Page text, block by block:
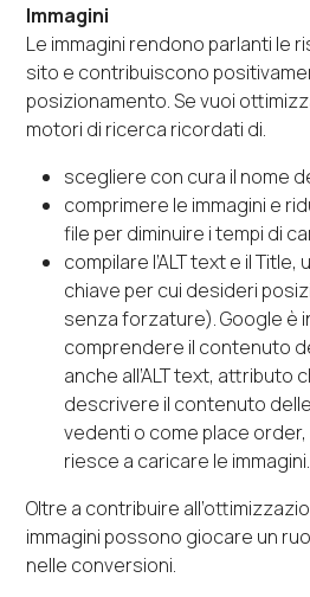
Immagini
Le immagini rendono parlanti le
sito e contribuiscono
posizionamento. Se vuoi
motori di ricerca ricordati di.
scegliere con cura il nome
comprimere le immagini e
file per diminuire i tempi di
compilare l’ALT text e il
chiave per cui desideri
senza forzature). Google è
comprendere il contenuto
anche all’ALT text, attributo
descrivere il contenuto
vedenti o come place
riesce a caricare le immagini.
Oltre a contribuire
immagini possono giocare un
nelle conversioni.